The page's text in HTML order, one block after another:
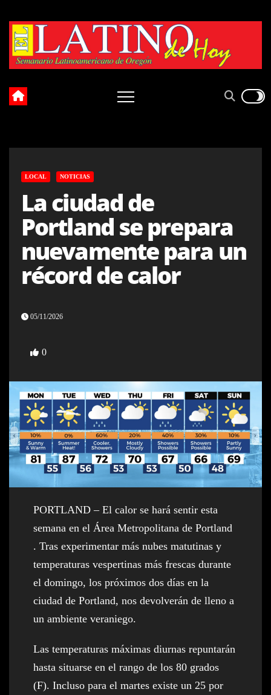
content
LOCAL NOTICIAS
La ciudad de
Portland se prepara
nuevamente para un
récord de calor
05/11/2026
0
PORTLAND – El calor se hará sentir esta
semana en el Área Metropolitana de Portland
. Tras experimentar más nubes matutinas y
temperaturas vespertinas más frescas durante
el domingo, los próximos dos días en la
ciudad de Portland, nos devolverán de lleno a
un ambiente veraniego.
Las temperaturas máximas diurnas repuntarán
hasta situarse en el rango de los 80 grados
(F). Incluso para el martes existe un 25 por